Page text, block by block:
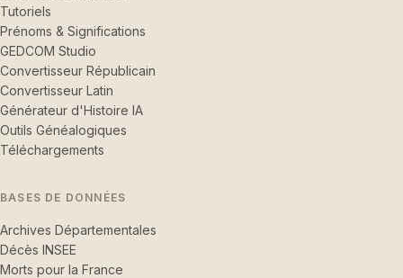
Tutoriels
Prénoms & Significations
GEDCOM Studio
Convertisseur Républicain
Convertisseur Latin
Générateur d'Histoire IA
Outils Généalogiques
Téléchargements
BASES DE DONNÉES
Archives Départementales
Décès INSEE
Morts pour la France